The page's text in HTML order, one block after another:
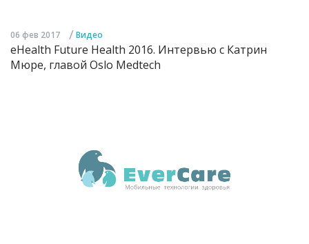
06 фев 2017 / Видео
eHealth Future Health 2016. Интервью с Катрин
Мюре, главой Oslo Medtech